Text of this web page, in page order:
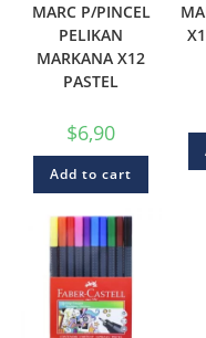
MARC P/PINCEL
PELIKAN
MARKANA X12
PASTEL
$6,90
Add to cart